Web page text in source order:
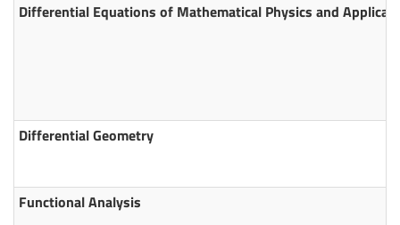
Differential Equations of Mathematical Physics and
Differential Geometry
Functional Analysis